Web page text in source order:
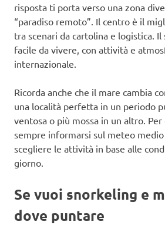
risposta ti porta verso una zona
“paradiso remoto”. Il centro è il
tra scenari da cartolina e logistica.
facile da vivere, con attività e
internazionale.
Ricorda anche che il mare cambia
una località perfetta in un periodo
ventosa o più mossa in un altro.
sempre informarsi sul meteo medio
scegliere le attività in base alle
giorno.
Se vuoi snorkeling e
dove puntare